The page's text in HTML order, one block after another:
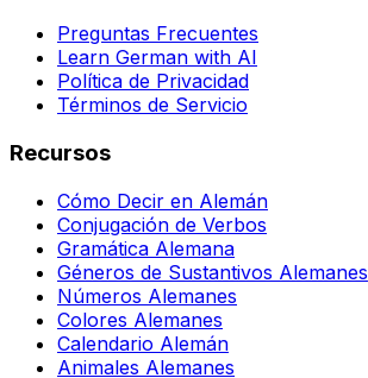
Preguntas Frecuentes
Learn German with AI
Política de Privacidad
Términos de Servicio
Recursos
Cómo Decir en Alemán
Conjugación de Verbos
Gramática Alemana
Géneros de Sustantivos Alemanes
Números Alemanes
Colores Alemanes
Calendario Alemán
Animales Alemanes